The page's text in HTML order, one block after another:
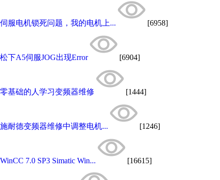
伺服电机锁死问题，我的电机上... [6958]
松下A5伺服JOG出现Error [6904]
零基础的人学习变频器维修 [1444]
施耐德变频器维修中调整电机... [1246]
WinCC 7.0 SP3 Simatic Win... [16615]